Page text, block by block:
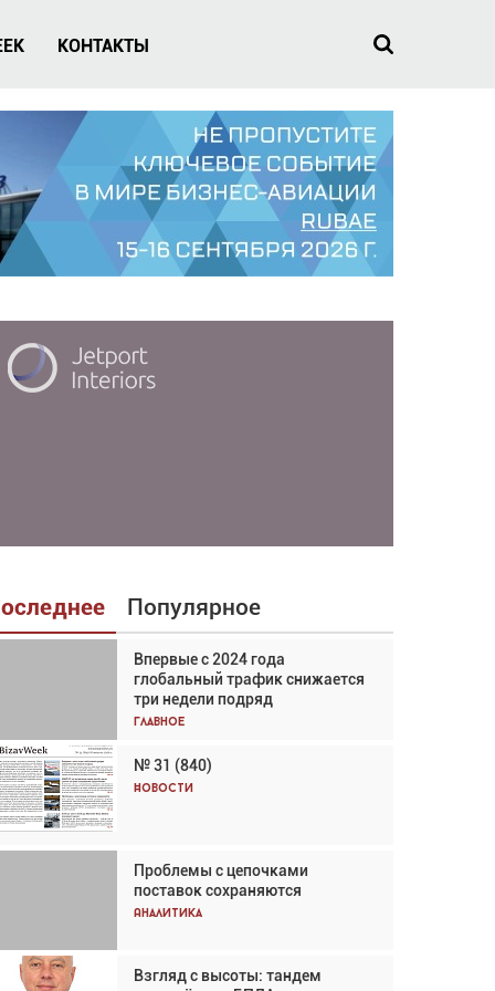
КОНТАКТЫ
Популярное
Впервые с 2024 года
глобальный трафик снижается
три недели подряд
Главное
№ 31 (840)
Новости
Проблемы с цепочками
поставок сохраняются
Аналитика
Взгляд с высоты: тандем
Взгляд с высоты: тандем
вертолётов и БПЛА в
спасательных операциях
Главное
Авиационный фотограф Дэйв
Кох: «Фотография говорит сама
Впервые с 2024 года
глобальный трафик снижается
три недели подряд
Частный самолёт – это актив.